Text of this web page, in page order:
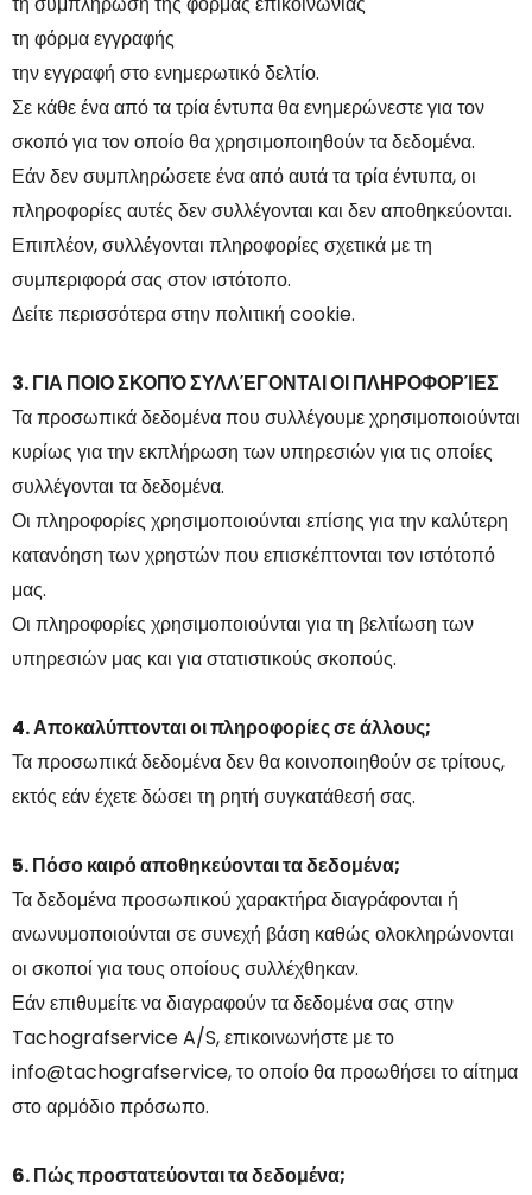
τη φόρμα εγγραφής
την εγγραφή στο ενημερωτικό δελτίο.
Σε κάθε ένα από τα τρία έντυπα θα ενημερώνεστε για τον
σκοπό για τον οποίο θα χρησιμοποιηθούν τα δεδομένα.
Εάν δεν συμπληρώσετε ένα από αυτά τα τρία έντυπα, οι
πληροφορίες αυτές δεν συλλέγονται και δεν αποθηκεύονται.
Επιπλέον, συλλέγονται πληροφορίες σχετικά με τη
συμπεριφορά σας στον ιστότοπο.
Δείτε περισσότερα στην πολιτική cookie.
3. ΓΙΑ ΠΟΙΟ ΣΚΟΠΌ ΣΥΛΛΈΓΟΝΤΑΙ ΟΙ ΠΛΗΡΟΦΟΡΊΕΣ
Τα προσωπικά δεδομένα που συλλέγουμε χρησιμοποιούνται
κυρίως για την εκπλήρωση των υπηρεσιών για τις οποίες
συλλέγονται τα δεδομένα.
Οι πληροφορίες χρησιμοποιούνται επίσης για την καλύτερη
κατανόηση των χρηστών που επισκέπτονται τον ιστότοπό
μας.
Οι πληροφορίες χρησιμοποιούνται για τη βελτίωση των
υπηρεσιών μας και για στατιστικούς σκοπούς.
4. Αποκαλύπτονται οι πληροφορίες σε άλλους;
Τα προσωπικά δεδομένα δεν θα κοινοποιηθούν σε τρίτους,
εκτός εάν έχετε δώσει τη ρητή συγκατάθεσή σας.
5. Πόσο καιρό αποθηκεύονται τα δεδομένα;
Τα δεδομένα προσωπικού χαρακτήρα διαγράφονται ή
ανωνυμοποιούνται σε συνεχή βάση καθώς ολοκληρώνονται
οι σκοποί για τους οποίους συλλέχθηκαν.
Εάν επιθυμείτε να διαγραφούν τα δεδομένα σας στην
Tachografservice A/S, επικοινωνήστε με το
info@tachografservice, το οποίο θα προωθήσει το αίτημα
στο αρμόδιο πρόσωπο.
6. Πώς προστατεύονται τα δεδομένα;